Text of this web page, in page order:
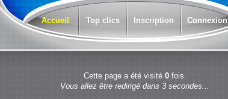
Accueil Top clics Inscription Connexion
Cette page a été visité 0fois.
Vous allez être redirigé dans 3 secondes...